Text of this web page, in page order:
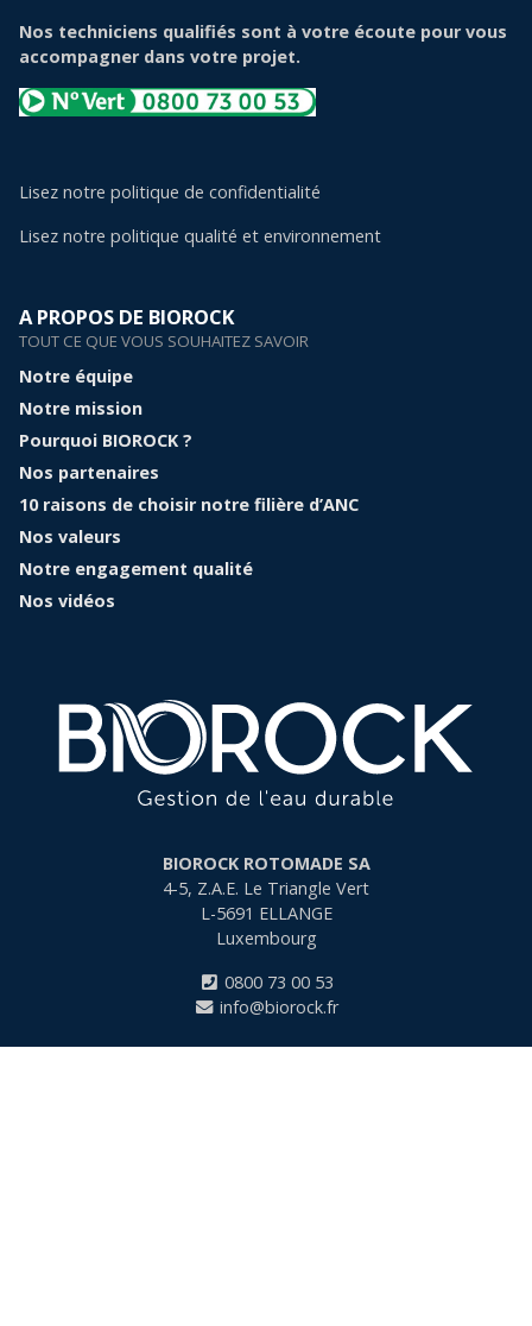
Nos techniciens qualifiés sont à votre écoute pour vous
accompagner dans votre projet.
Lisez notre politique de confidentialité
Lisez notre politique qualité et environnement
A PROPOS DE BIOROCK
TOUT CE QUE VOUS SOUHAITEZ SAVOIR
Notre équipe
Notre mission
Pourquoi BIOROCK ?
Nos partenaires
10 raisons de choisir notre filière d’ANC
Nos valeurs
Notre engagement qualité
Nos vidéos
BIOROCK ROTOMADE SA
4-5, Z.A.E. Le Triangle Vert
L-5691 ELLANGE
Luxembourg
0800 73 00 53
info@biorock.fr